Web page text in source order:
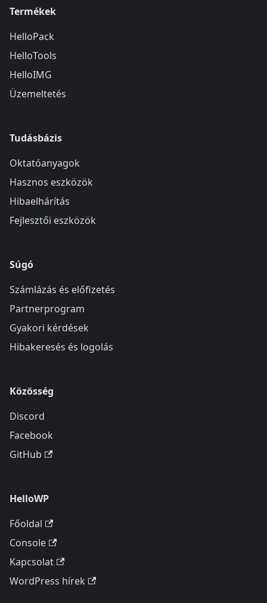
Termékek
HelloPack
HelloTools
HelloIMG
Üzemeltetés
Tudásbázis
Oktatóanyagok
Hasznos eszközök
Hibaelhárítás
Fejlesztői eszközök
Súgó
Számlázás és előfizetés
Partnerprogram
Gyakori kérdések
Hibakeresés és logolás
Közösség
Discord
Facebook
GitHub
HelloWP
Főoldal
Console
Kapcsolat
WordPress hírek